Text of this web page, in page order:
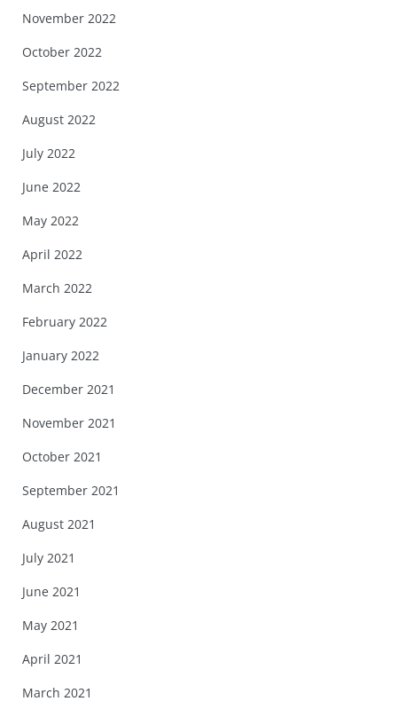
November 2022
October 2022
September 2022
August 2022
July 2022
June 2022
May 2022
April 2022
March 2022
February 2022
January 2022
December 2021
November 2021
October 2021
September 2021
August 2021
July 2021
June 2021
May 2021
April 2021
March 2021